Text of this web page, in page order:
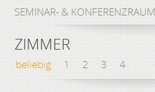
SEMINAR- & KONFERENZRAUM
ZIMMER
beliebig 1 2 3 4